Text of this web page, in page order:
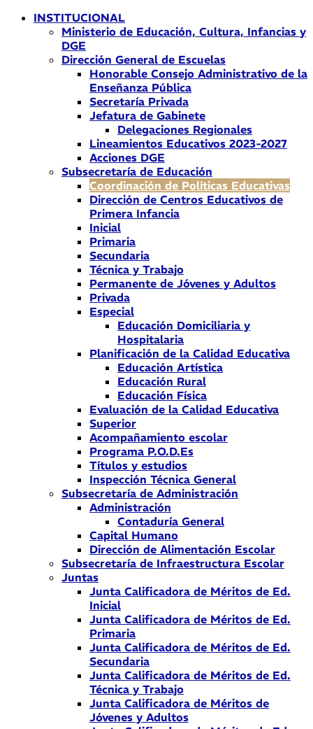
INSTITUCIONAL
Ministerio de Educación, Cultura, Infancias y
DGE
Dirección General de Escuelas
Honorable Consejo Administrativo de la
Enseñanza Pública
Secretaría Privada
Jefatura de Gabinete
Delegaciones Regionales
Lineamientos Educativos 2023-2027
Acciones DGE
Subsecretaría de Educación
Coordinación de Políticas Educativas
Dirección de Centros Educativos de
Primera Infancia
Inicial
Primaria
Secundaria
Técnica y Trabajo
Permanente de Jóvenes y Adultos
Privada
Especial
Educación Domiciliaria y
Hospitalaria
Planificación de la Calidad Educativa
Educación Artística
Educación Rural
Educación Física
Evaluación de la Calidad Educativa
Superior
Acompañamiento escolar
Programa P.O.D.Es
Títulos y estudios
Inspección Técnica General
Subsecretaría de Administración
Administración
Contaduría General
Capital Humano
Dirección de Alimentación Escolar
Subsecretaría de Infraestructura Escolar
Juntas
Junta Calificadora de Méritos de Ed.
Inicial
Junta Calificadora de Méritos de Ed.
Primaria
Junta Calificadora de Méritos de Ed.
Secundaria
Junta Calificadora de Méritos de Ed.
Técnica y Trabajo
Junta Calificadora de Méritos de
Jóvenes y Adultos